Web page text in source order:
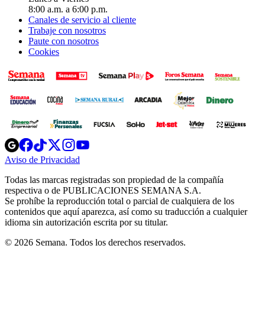
8:00 a.m. a 6:00 p.m.
Canales de servicio al cliente
Trabaje con nosotros
Paute con nosotros
Cookies
Opens
in
new
Opens
in
new
Opens
in
new
window
Opens
new
windowwindow
Aviso de Privacidad
new
window
Todas las marcas registradas son propiedad de la compañía
respectiva o de PUBLICACIONES SEMANA S.A.
Se prohíbe la reproducción total o parcial de cualquiera de los
contenidos que aquí aparezca, así como su traducción a cualquier
idioma sin autorización escrita por su titular.
© 2026 Semana. Todos los derechos reservados.